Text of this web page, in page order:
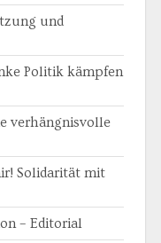
und
Politik kämpfen
verhängnisvolle
Solidarität mit
– Editorial